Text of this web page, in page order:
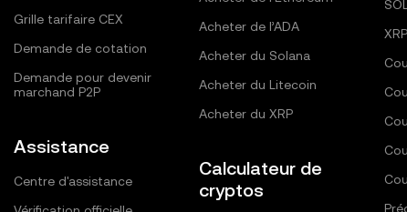
Grille tarifaire CEX
Demande de cotation
Demande pour devenir
marchand P2P
Assistance
Centre d'assistance
Acheter de l’ADA
Acheter du Solana
Acheter du Litecoin
Acheter du XRP
Calculateur de
cryptos